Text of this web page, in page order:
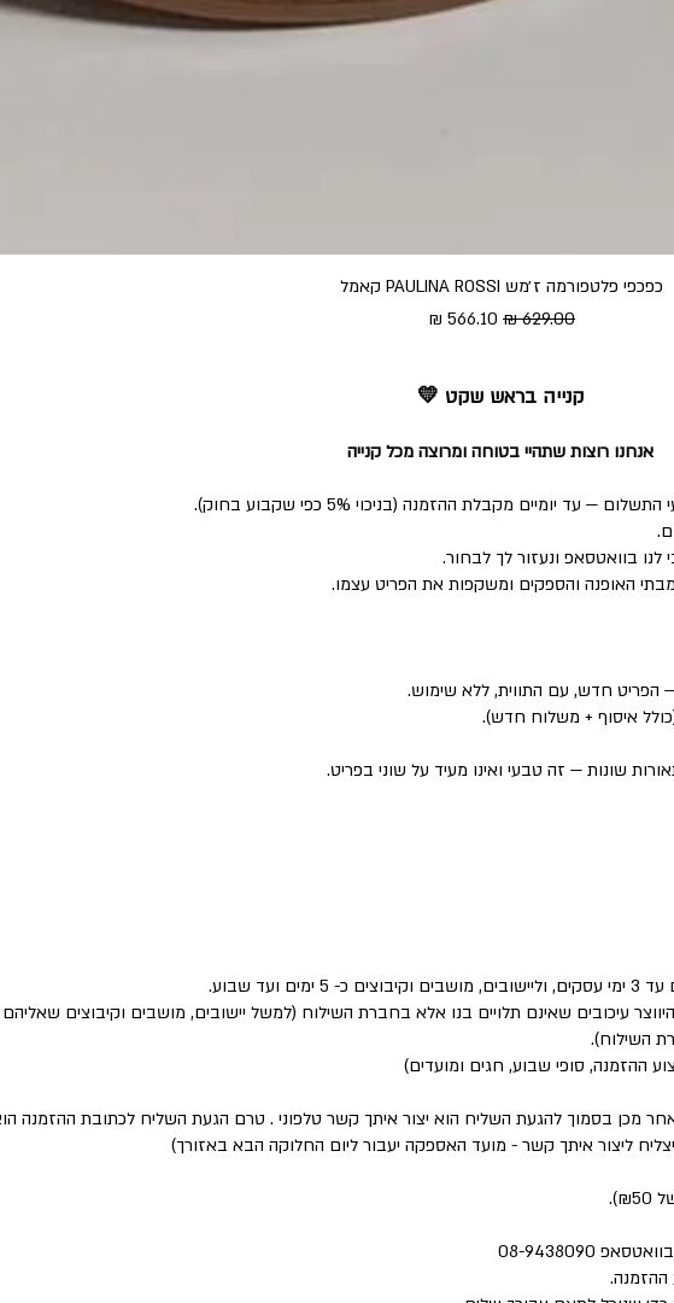
כפכפי פלטפורמה ז׳מש PAULINA ROSSI קאמל
מחיר רגיל מחיר מבצע
קנייה בראש שקט 💛
אנחנו רוצות שתהיי בטוחה ומרוצה מכל קנייה
מקבלת ההזמנה (בניכוי 5% כפי שקבוע בחוק).
בוואטסאפ ונעזור לך לבחור.
האופנה והספקים ומשקפות את הפריט עצמו.
שונות — זה טבעי ואינו מעיד על שוני בפריט.
שבוע.
עיכובים שאינם תלויים בנו אלא בחברת השילוח (למשל יישובים, מושבים וקיבוצים
השילוח).
ההזמנה, סופי שבוע, חגים ומועדים)
מכן בסמוך להגעת השליח הוא יצור איתך קשר טלפוני . טרם הגעת השליח לכתובת ההזמנה
ליצור איתך קשר - מועד האספקה יעבור ליום החלוקה הבא באזורך)
08-9438090
ההזמנה.